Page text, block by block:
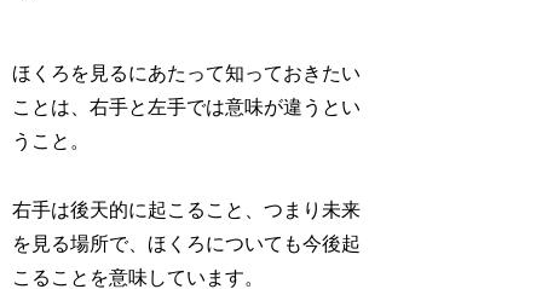
ほくろを見るにあたって知っておきたい
ことは、右手と左手では意味が違うとい
うこと。
右手は後天的に起こること、つまり 未来
を見る場所で、ほくろについても今後起
こることを意味しています。